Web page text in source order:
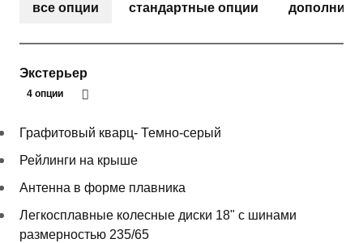
все опции стандартные опции
Экстерьер
4 опции
Графитовый кварц- Темно-серый
Рейлинги на крыше
Антенна в форме плавника
Легкосплавные колесные диски 18" с шинами
размерностью 235/65